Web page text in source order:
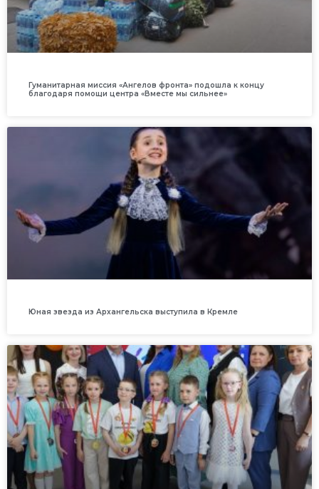
Гуманитарная миссия «Ангелов фронта» подошла к концу
благодаря помощи центра «Вместе мы сильнее»
Юная звезда из Архангельска выступила в Кремле